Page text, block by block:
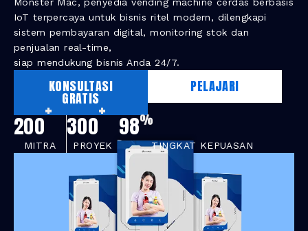
IoT terpercaya untuk bisnis ritel modern, dilengkapi
sistem pembayaran digital, monitoring stok dan
penjualan real-time,
siap mendukung bisnis Anda 24/7.
KONSULTASI
GRATIS
PELAJARI
200
+
MITRA
300
+
PROYEK
98%
TINGKAT KEPUASAN